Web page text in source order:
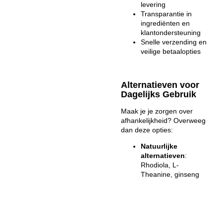
levering
Transparantie in
ingrediënten en
klantondersteuning
Snelle verzending en
veilige betaalopties
Alternatieven voor
Dagelijks Gebruik
Maak je je zorgen over
afhankelijkheid? Overweeg
dan deze opties:
Natuurlijke
alternatieven:
Rhodiola, L-
Theanine, ginseng